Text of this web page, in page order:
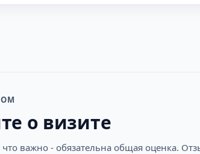
о визите
что важно - обязательна общая оценка.